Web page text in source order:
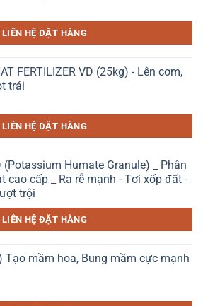
LIÊN HỆ ĐẶT HÀNG
FERTILIZER VD (25kg) - Lên cơm,
trái
LIÊN HỆ ĐẶT HÀNG
(Potassium Humate Granule) _ Phân
cao cấp _ Ra rễ mạnh - Tơi xốp đất -
trội
LIÊN HỆ ĐẶT HÀNG
Tạo mầm hoa, Bung mầm cực mạnh